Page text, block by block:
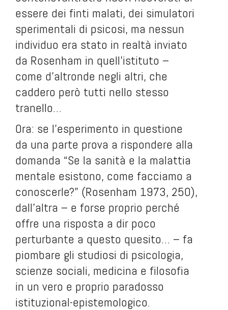
essere dei finti malati, dei simulatori
sperimentali di psicosi, ma nessun
individuo era stato in realtà inviato
da Rosenham in quell’istituto –
come d’altronde negli altri, che
caddero però tutti nello stesso
tranello…
Ora: se l’esperimento in questione
da una parte prova a rispondere alla
domanda “Se la sanità e la malattia
mentale esistono, come facciamo a
conoscerle?” (Rosenham 1973, 250),
dall’altra – e forse proprio perché
offre una risposta a dir poco
perturbante a questo quesito… – fa
piombare gli studiosi di psicologia,
scienze sociali, medicina e filosofia
in un vero e proprio paradosso
istituzional-epistemologico.